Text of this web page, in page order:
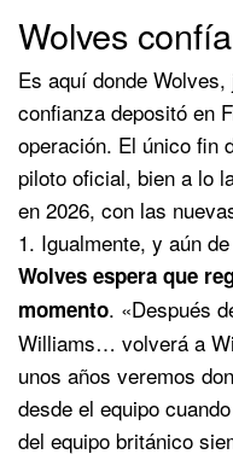
Wolves
Es aquí donde
confianza depositó en
operación. El único fin
piloto oficial, bien a lo
en 2026, con las
1. Igualmente, y aún
Wolves espera que
momento. «Después
Williams… volverá a
unos años veremos
desde el equipo
del equipo británico